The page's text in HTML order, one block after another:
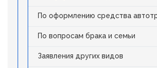
По оформлению средства
По вопросам брака и семьи
Заявления других видов